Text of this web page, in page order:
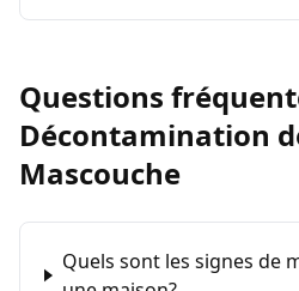
Questions
Décontamination
Mascouche
Quels sont les signes de